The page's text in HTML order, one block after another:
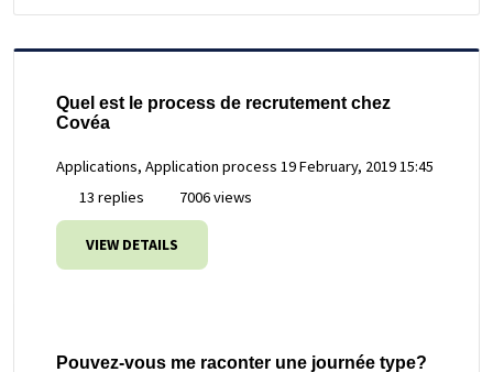
Quel est le process de recrutement chez
Covéa
Applications, Application process 19 February, 2019 15:45
13 replies
7006 views
VIEW DETAILS
Pouvez-vous me raconter une journée type?